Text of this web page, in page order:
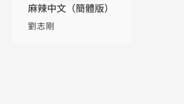
麻辣中文（簡體版）
劉志剛